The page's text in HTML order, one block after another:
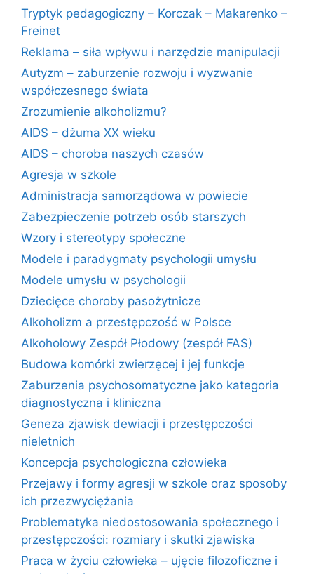
Tryptyk pedagogiczny – Korczak – Makarenko –
Freinet
Reklama – siła wpływu i narzędzie manipulacji
Autyzm – zaburzenie rozwoju i wyzwanie
współczesnego świata
Zrozumienie alkoholizmu?
AIDS – dżuma XX wieku
AIDS – choroba naszych czasów
Agresja w szkole
Administracja samorządowa w powiecie
Zabezpieczenie potrzeb osób starszych
Wzory i stereotypy społeczne
Modele i paradygmaty psychologii umysłu
Modele umysłu w psychologii
Dziecięce choroby pasożytnicze
Alkoholizm a przestępczość w Polsce
Alkoholowy Zespół Płodowy (zespół FAS)
Budowa komórki zwierzęcej i jej funkcje
Zaburzenia psychosomatyczne jako kategoria
diagnostyczna i kliniczna
Geneza zjawisk dewiacji i przestępczości
nieletnich
Koncepcja psychologiczna człowieka
Przejawy i formy agresji w szkole oraz sposoby
ich przezwyciężania
Problematyka niedostosowania społecznego i
przestępczości: rozmiary i skutki zjawiska
Praca w życiu człowieka – ujęcie filozoficzne i